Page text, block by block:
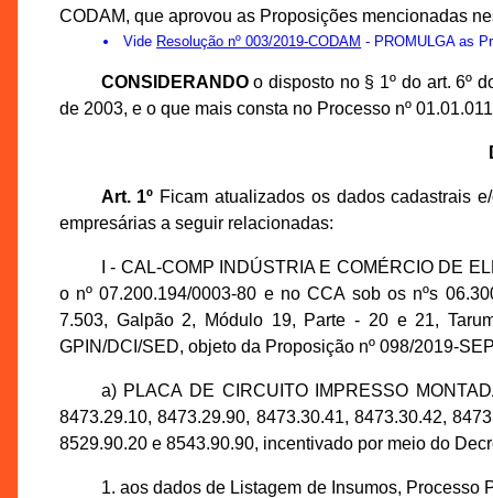
CODAM, que aprovou as Proposições mencionadas
Vide Resolução nº 003/2019-CODAM - PROMULGA as
CONSIDERANDOo disposto no § 1º do art. 6º
de 2003, e o que mais consta no Processo nº
Art. 1º Ficam atualizados os dados cadastrais
empresárias a seguir relacionadas:
I - CAL-COMP INDÚSTRIA E COMÉRCIO DE
o nº 07.200.194/0003-80 e no CCA sob os nºs
7.503, Galpão 2, Módulo 19, Parte - 20 e 21,
GPIN/DCI/SED, objeto da Proposição nº 098/2019-
a) PLACA DE CIRCUITO IMPRESSO
8473.29.10, 8473.29.90, 8473.30.41, 8473.30.42,
8529.90.20 e 8543.90.90, incentivado por meio do
1. aos dados de Listagem de Insumos, Processo